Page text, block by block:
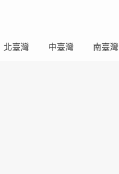
北臺灣 中臺灣 南臺灣